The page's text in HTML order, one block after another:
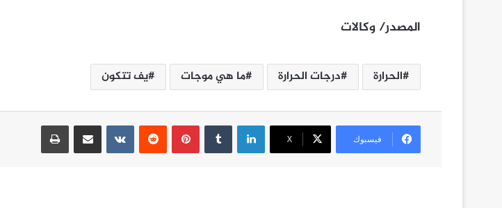
المصدر/ وكالات
الحرارة درجات الحرارة ما هي موجات يف تتكون
فيسبوك ‫X
لينكدإن بينتيريست مشاركة عبر البريد طباعة